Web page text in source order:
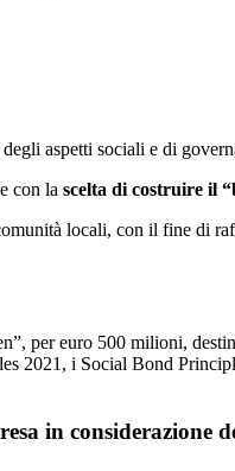
aspetti sociali e di
e con la scelta di costruire il
locali, con il fine di
per euro 500 milioni,
2021, i Social Bond
in considerazione